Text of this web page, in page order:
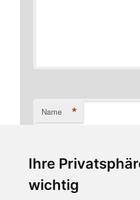
Ihre
wichtig
Name *
E-Mail-Adresse *